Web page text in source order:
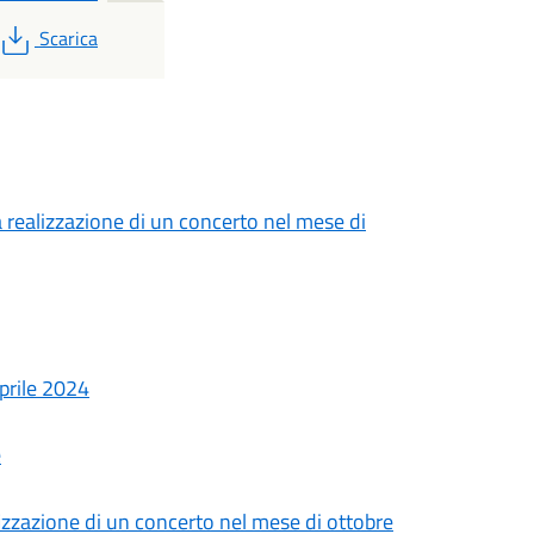
PDF
Scarica
di un concerto nel mese di
2024
di un concerto nel mese di ottobre